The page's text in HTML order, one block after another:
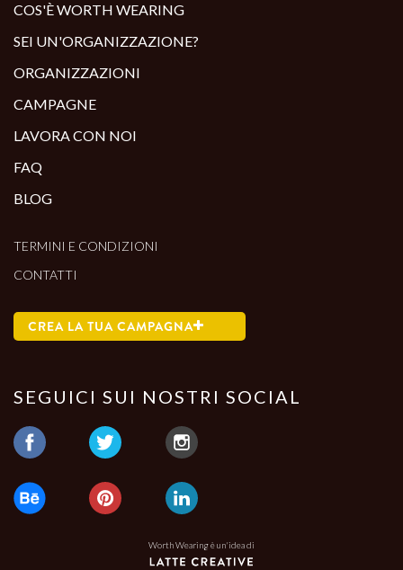
COS'È WORTH WEARING
SEI UN'ORGANIZZAZIONE?
ORGANIZZAZIONI
CAMPAGNE
LAVORA CON NOI
FAQ
BLOG
TERMINI E CONDIZIONI
CONTATTI
CREA LA TUA CAMPAGNA
SEGUICI SUI NOSTRI SOCIAL
Worth Wearing è un'idea di